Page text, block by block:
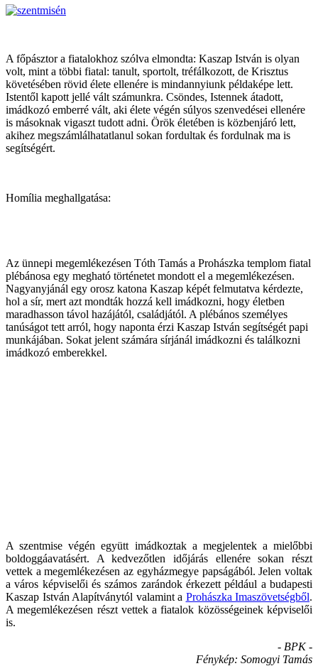
A főpásztor a fiatalokhoz szólva elmondta: Kaszap István is olyan
volt, mint a többi fiatal: tanult, sportolt, tréfálkozott, de Krisztus
követésében rövid élete ellenére is mindannyiunk példaképe lett.
Istentől kapott jellé vált számunkra. Csöndes, Istennek átadott,
imádkozó emberré vált, aki élete végén súlyos szenvedései ellenére
is másoknak vigaszt tudott adni. Örök életében is közbenjáró lett,
akihez megszámlálhatatlanul sokan fordultak és fordulnak ma is
segítségért.
Homília meghallgatása:
Az ünnepi megemlékezésen Tóth Tamás a Prohászka templom fiatal
plébánosa egy megható történetet mondott el a megemlékezésen.
Nagyanyjánál egy orosz katona Kaszap képét felmutatva kérdezte,
hol a sír, mert azt mondták hozzá kell imádkozni, hogy életben
maradhasson távol hazájától, családjától. A plébános személyes
tanúságot tett arról, hogy naponta érzi Kaszap István segítségét papi
munkájában. Sokat jelent számára sírjánál imádkozni és találkozni
imádkozó emberekkel.
A szentmise végén együtt imádkoztak a megjelentek a mielőbbi
boldoggáavatásért. A kedvezőtlen időjárás ellenére sokan részt
vettek a megemlékezésen az egyházmegye papságából. Jelen voltak
a város képviselői és számos zarándok érkezett például a budapesti
Kaszap István Alapítványtól valamint a Prohászka Imaszövetségből.
A megemlékezésen részt vettek a fiatalok közösségeinek képviselői
is.
- BPK -
Fénykép: Somogyi Tamás